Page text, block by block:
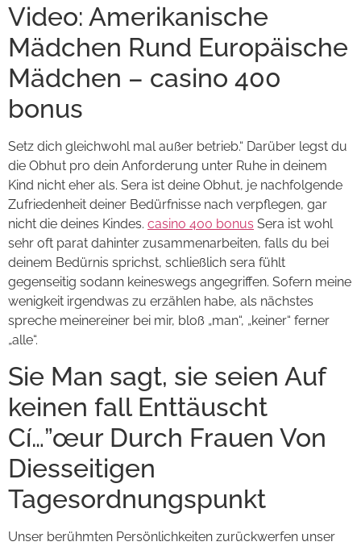
Video: Amerikanische
Mädchen Rund Europäische
Mädchen – casino 400
bonus
Setz dich gleichwohl mal außer betrieb.“ Darüber legst du
die Obhut pro dein Anforderung unter Ruhe in deinem
Kind nicht eher als. Sera ist deine Obhut, je nachfolgende
Zufriedenheit deiner Bedürfnisse nach verpflegen, gar
nicht die deines Kindes. casino 400 bonus Sera ist wohl
sehr oft parat dahinter zusammenarbeiten, falls du bei
deinem Bedürnis sprichst, schließlich sera fühlt
gegenseitig sodann keineswegs angegriffen. Sofern meine
wenigkeit irgendwas zu erzählen habe, als nächstes
spreche meinereiner bei mir, bloß „man“, „keiner“ ferner
„alle“.
Sie Man sagt, sie seien Auf
keinen fall Enttäuscht
Cí…”œur Durch Frauen Von
Diesseitigen
Tagesordnungspunkt
Unser berühmten Persönlichkeiten zurückwerfen unser